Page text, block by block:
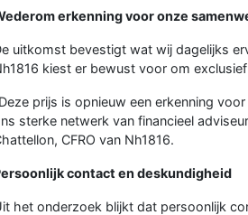
erkenning voor onze
uitkomst bevestigt wat wij dagelijks
kiest er bewust voor om
prijs is opnieuw een erkenning
sterke netwerk van financieel
CFRO van Nh1816.
contact en deskundigheid
het onderzoek blijkt dat persoonlijk